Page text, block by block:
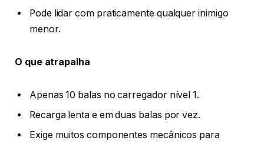
Pode lidar com praticamente qualquer inimigo
menor.
O que atrapalha
Apenas 10 balas no carregador nível 1.
Recarga lenta e em duas balas por vez.
Exige muitos componentes mecânicos para